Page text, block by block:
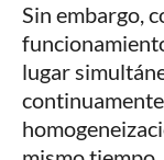
Sin embargo,
lugar